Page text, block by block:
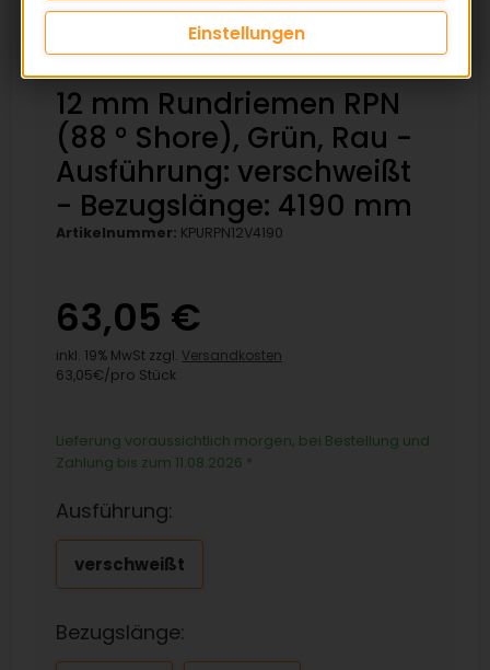
12 mm Rundriemen RPN
(88 ° Shore), Grün, Rau -
Ausführung: verschweißt
- Bezugslänge: 4190 mm
Artikelnummer: KPURPN12V4190
63,05 €
inkl. 19% MwSt zzgl. Versandkosten
63,05€/pro Stück
Lieferung voraussichtlich morgen, bei Bestellung und
Zahlung bis zum 11.08.2026 *
Ausführung:
verschweißt
Bezugslänge:
Einstellungen